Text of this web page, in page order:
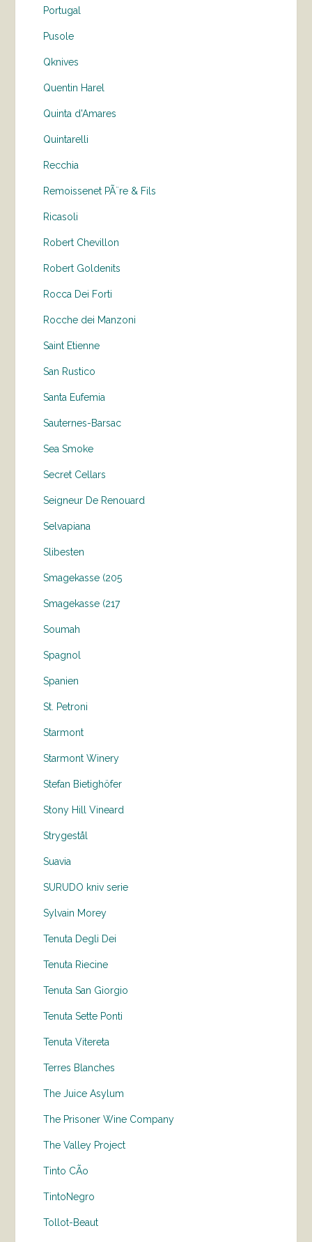
Portugal
Pusole
Qknives
Quentin Harel
Quinta d'Amares
Quintarelli
Recchia
Remoissenet PÃ¨re & Fils
Ricasoli
Robert Chevillon
Robert Goldenits
Rocca Dei Forti
Rocche dei Manzoni
Saint Etienne
San Rustico
Santa Eufemia
Sauternes-Barsac
Sea Smoke
Secret Cellars
Seigneur De Renouard
Selvapiana
Slibesten
Smagekasse (205
Smagekasse (217
Soumah
Spagnol
Spanien
St. Petroni
Starmont
Starmont Winery
Stefan Bietighöfer
Stony Hill Vineard
Strygestål
Suavia
SURUDO kniv serie
Sylvain Morey
Tenuta Degli Dei
Tenuta Riecine
Tenuta San Giorgio
Tenuta Sette Ponti
Tenuta Vitereta
Terres Blanches
The Juice Asylum
The Prisoner Wine Company
The Valley Project
Tinto CÃo
TintoNegro
Tollot-Beaut